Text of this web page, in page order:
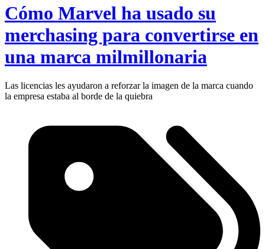
Cómo Marvel ha usado su
merchasing para convertirse en
una marca milmillonaria
Las licencias les ayudaron a reforzar la imagen de la marca cuando
la empresa estaba al borde de la quiebra